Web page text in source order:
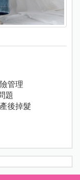
管理
題
後掉髮